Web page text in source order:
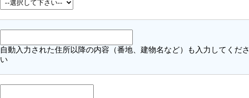
自動入力された住所以降の内容（番地、建物名など）も入力してくださ
い